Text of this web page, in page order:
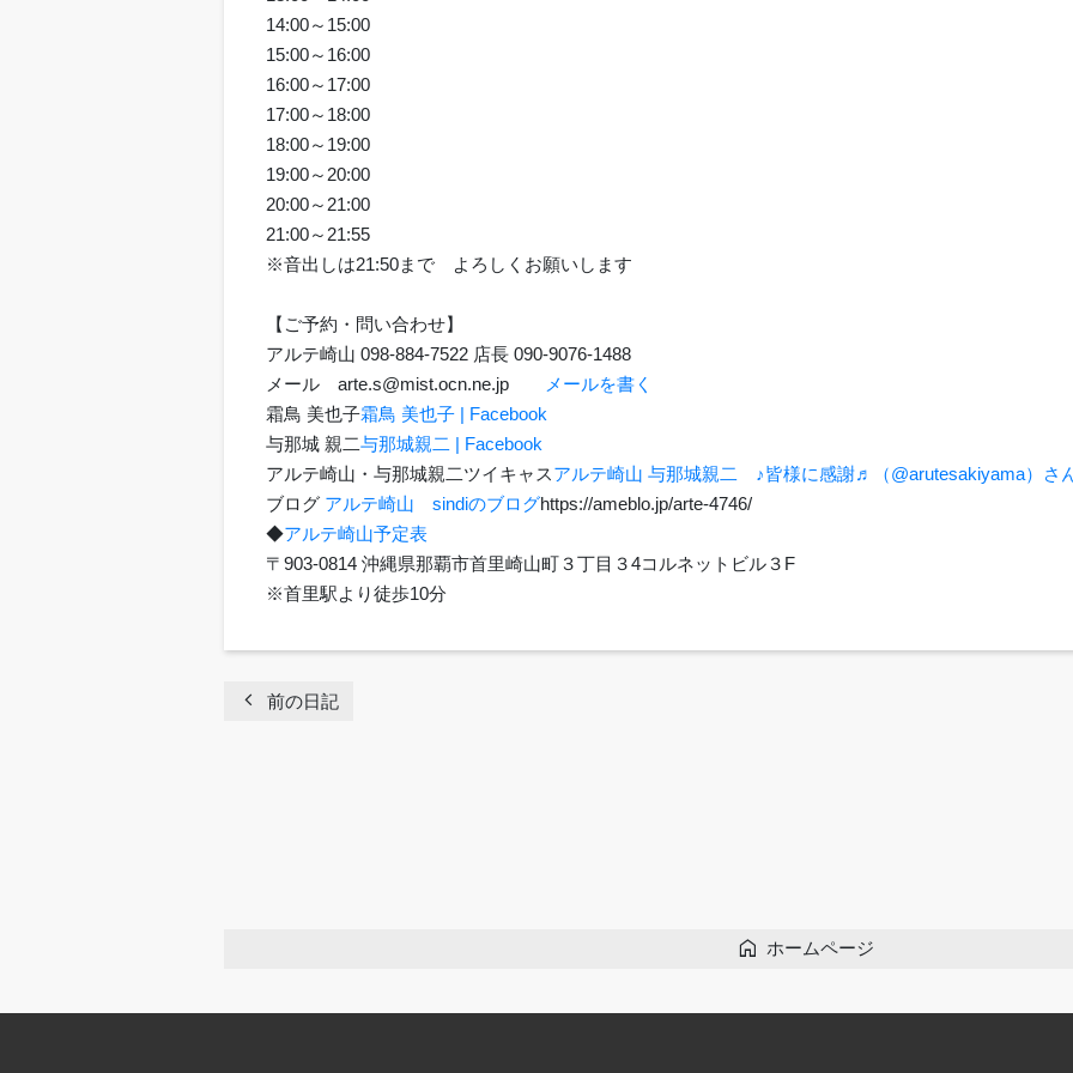
14:00～15:00
15:00～16:00
16:00～17:00
17:00～18:00
18:00～19:00
19:00～20:00
20:00～21:00
21:00～21:55
※音出しは21:50まで よろしくお願いします
【ご予約・問い合わせ】
アルテ崎山 098-884-7522 店長 090-9076-1488
メール arte.s@mist.ocn.ne.jp
メールを書く
霜鳥 美也子霜鳥 美也子 | Facebook
与那城 親二与那城親二 | Facebook
アルテ崎山・与那城親二ツイキャスアルテ崎山 与那城親二 ♪皆様に感謝♬（@arutesakiyama）さ
ブログ アルテ崎山 sindiのブログhttps://ameblo.jp/arte-4746/
◆アルテ崎山予定表
〒903-0814 沖縄県那覇市首里崎山町３丁目３4コルネットビル３F
※首里駅より徒歩10分
chevron_left 前の日記
home ホームページ